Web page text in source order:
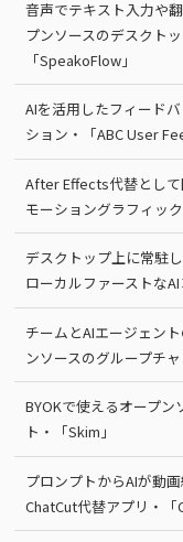
音声でテキスト入力や
プンソースのデスクト
「SpeakoFlow」
AIを活用したフィード
ション・「ABC User
After Effects代替として
モーショングラフィッ
デスクトップ上に常駐
ローカルファーストな
チームとAIエージェン
ンソースのグループチ
BYOKで使えるオープ
ト・「Skim」
プロンプトからAIが動
ChatCut代替アプリ・「